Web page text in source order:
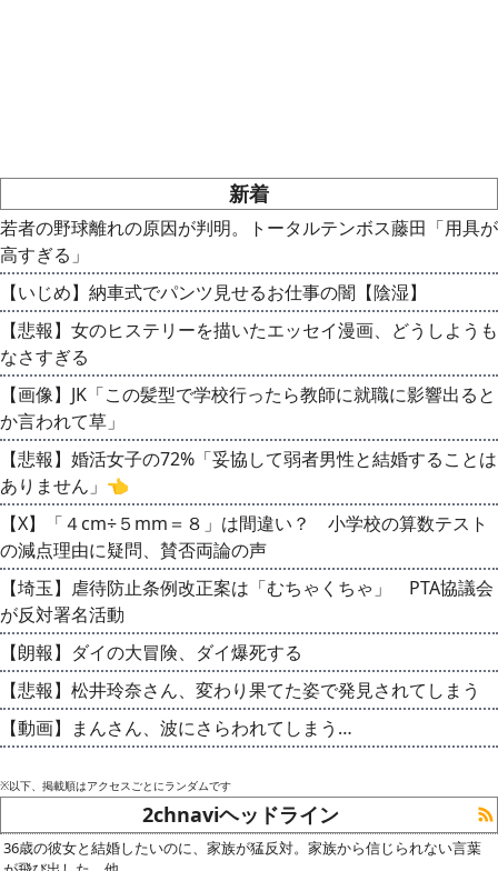
新着
若者の野球離れの原因が判明。トータルテンボス藤田「用具が
高すぎる」
【いじめ】納車式でパンツ見せるお仕事の闇【陰湿】
【悲報】女のヒステリーを描いたエッセイ漫画、どうしようも
なさすぎる
【画像】JK「この髪型で学校行ったら教師に就職に影響出ると
か言われて草」
【悲報】婚活女子の72%「妥協して弱者男性と結婚することは
ありません」👈
【X】「４cm÷５mm＝８」は間違い？ 小学校の算数テスト
の減点理由に疑問、賛否両論の声
【埼玉】虐待防止条例改正案は「むちゃくちゃ」 PTA協議会
が反対署名活動
【朗報】ダイの大冒険、ダイ爆死する
【悲報】松井玲奈さん、変わり果てた姿で発見されてしまう
【動画】まんさん、波にさらわれてしまう…
※以下、掲載順はアクセスごとにランダムです
2chnaviヘッドライン
36歳の彼女と結婚したいのに、家族が猛反対。家族から信じられない言葉